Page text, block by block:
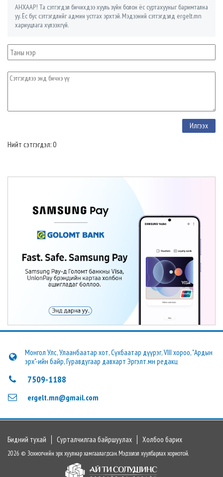
АНХААР! Та сэтгэгдэл бичихдээ хууль зүйн болон ёс суртахууныг баримтална
уу. Ёс бус сэтгэгдлийг админ устгах эрхтэй. Мэдээний сэтгэгдэлд ergelt.mn
хариуцлага хүлээхгүй.
Нийт сэтгэгдэл: 0
Монгол Улс, Улаанбаатар хот, Сүхбаатар дүүрэг, VIII хороо, "Ардын
эрх"-ийн байр, Гуравдугаар давхарт Эргэлт.мн редакц
7509-1188
ergelt.mn@gmail.com
Бидний тухай Сурталчилгаа байршуулах Холбоо барих
2026 © Зохиогчийн эрх хуулиар хамгаалагдсан. Мэдээлэл хуулбарлах хориотой.